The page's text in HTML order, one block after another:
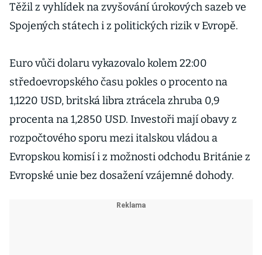
Těžil z vyhlídek na zvyšování úrokových sazeb ve
Spojených státech i z politických rizik v Evropě.
Euro vůči dolaru vykazovalo kolem 22:00
středoevropského času pokles o procento na
1,1220 USD, britská libra ztrácela zhruba 0,9
procenta na 1,2850 USD. Investoři mají obavy z
rozpočtového sporu mezi italskou vládou a
Evropskou komisí i z možnosti odchodu Británie z
Evropské unie bez dosažení vzájemné dohody.